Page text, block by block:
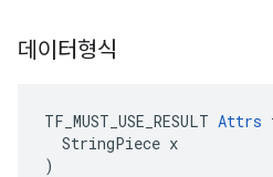
데이터형식
TF_MUST_USE_RESULT Attrs
  StringPiece x
)